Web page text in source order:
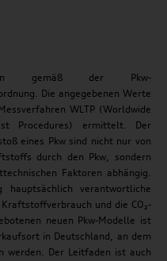
gemäß der Pkw-
Die angegebenen Werte
WLTP (Worldwide
Procedures) ermittelt. Der
eines Pkw sind nicht nur von
durch den Pkw, sondern
Faktoren abhängig.
verantwortliche
und die CO₂-
neuen Pkw-Modelle ist
in Deutschland, an dem
werden. Der Leitfaden ist auch